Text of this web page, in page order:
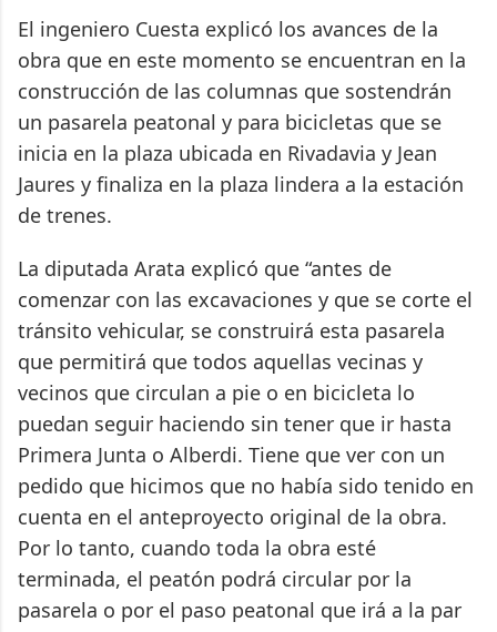
El ingeniero Cuesta explicó los avances de la
obra que en este momento se encuentran en la
construcción de las columnas que sostendrán
un pasarela peatonal y para bicicletas que se
inicia en la plaza ubicada en Rivadavia y Jean
Jaures y finaliza en la plaza lindera a la estación
de trenes.
La diputada Arata explicó que “antes de
comenzar con las excavaciones y que se corte el
tránsito vehicular, se construirá esta pasarela
que permitirá que todos aquellas vecinas y
vecinos que circulan a pie o en bicicleta lo
puedan seguir haciendo sin tener que ir hasta
Primera Junta o Alberdi. Tiene que ver con un
pedido que hicimos que no había sido tenido en
cuenta en el anteproyecto original de la obra.
Por lo tanto, cuando toda la obra esté
terminada, el peatón podrá circular por la
pasarela o por el paso peatonal que irá a la par